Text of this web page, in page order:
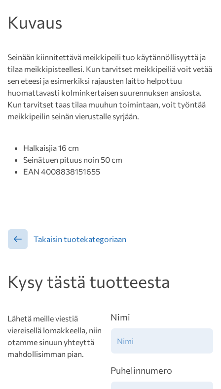
Kuvaus
Seinään kiinnitettävä meikkipeili tuo käytännöllisyyttä ja
tilaa meikkipisteellesi. Kun tarvitset meikkipeiliä voit vetää
sen eteesi ja esimerkiksi rajausten laitto helpottuu
huomattavasti kolminkertaisen suurennuksen ansiosta.
Kun tarvitset taas tilaa muuhun toimintaan, voit työntää
meikkipeilin seinän vierustalle syrjään.
Halkaisjia 16 cm
Seinätuen pituus noin 50 cm
EAN 4008838151655
Takaisin tuotekategoriaan
Kysy tästä tuotteesta
Lähetä meille viestiä
viereisellä lomakkeella, niin
otamme sinuun yhteyttä
mahdollisimman pian.
Nimi
Puhelinnumero